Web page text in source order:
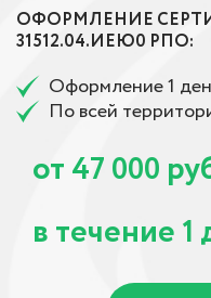
ОФОРМЛЕНИЕ
31512.04.ИЕЮ0 РПО:
Оформление 1
По всей
от47 000
в течение1